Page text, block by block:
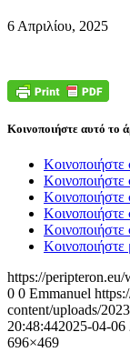
6 Απριλίου, 2025
Κοινοποιήστε αυτό το
Κοινοποιήστε
Κοινοποιήστε
https://
0 0 Emmanuel
content/uploads/
20:48:442025-04-06
696×469